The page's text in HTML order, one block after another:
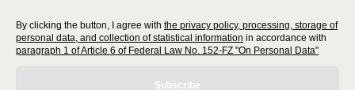
By clicking the button, I agree with the privacy policy, processing, storage of
personal data, and collection of statistical information in accordance with
paragraph 1 of Article 6 of Federal Law No. 152-FZ "On Personal Data"
Subscribe